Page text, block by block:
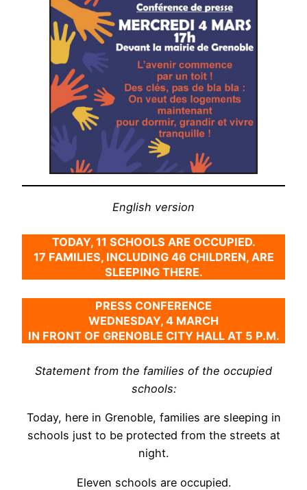
English version
TODAY, 11 SCHOOLS ARE OCCUPIED.
17 FAMILIES, INCLUDING 46 CHILDREN, ARE
SLEEPING THERE.
PRESS CONFERENCE
WEDNESDAY, 4 MARCH
IN FRONT OF GRENOBLE CITY HALL AT 5 P.M.
Statement from the families of the occupied
schools:
Today, here in Grenoble, families are sleeping in
schools just to be protected from the streets at
night.
Eleven schools are occupied.